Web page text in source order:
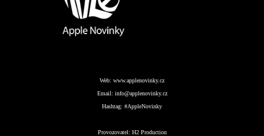
Web: www.applenovinky.cz
Email: info@applenovinky.cz
Hashtag: #AppleNovinky
Provozovatel: H2 Production